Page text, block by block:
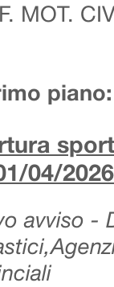
MOT.
piano:
04/2026
avviso -